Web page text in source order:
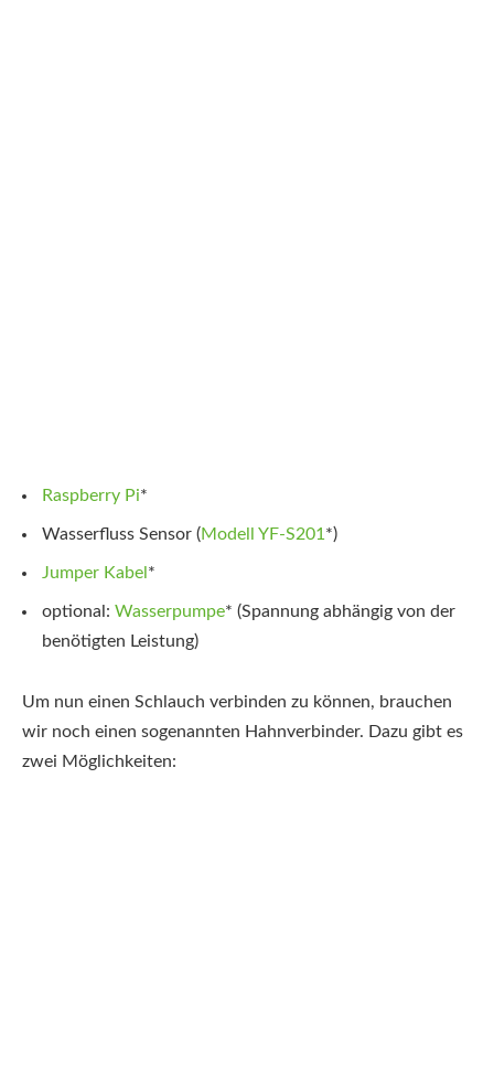
Raspberry Pi*
Wasserfluss Sensor (Modell YF-S201 *)
Jumper Kabel *
optional: Wasserpumpe* (Spannung abhängig von der
benötigten Leistung)
Um nun einen Schlauch verbinden zu können, brauchen
wir noch einen sogenannten Hahnverbinder. Dazu gibt es
zwei Möglichkeiten: